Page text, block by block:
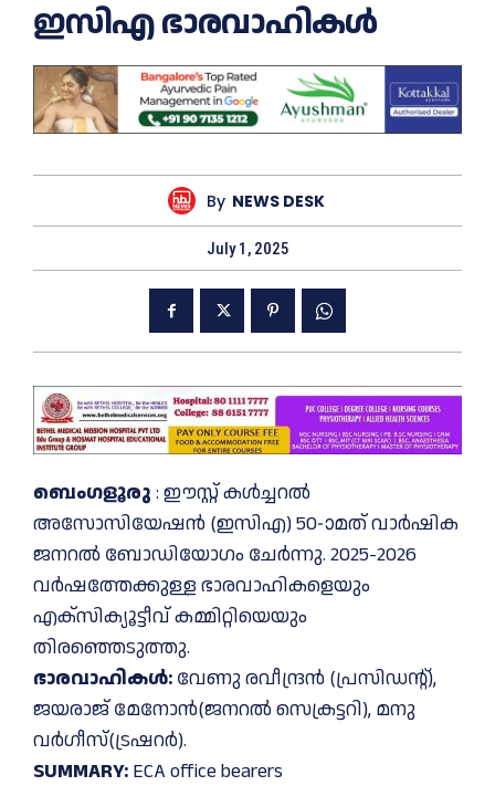
ഇസിഎ ഭാരവാഹികൾ
By NEWS DESK
July 1, 2025
ബെംഗളൂരു : ഈസ്റ്റ് കൾച്ചറൽ
അസോസിയേഷൻ (ഇസിഎ) 50-ാമത് വാർഷിക
ജനറൽ ബോഡിയോഗം ചേർന്നു. 2025-2026
വർഷത്തേക്കുള്ള ഭാരവാഹികളെയും
എക്സിക്യൂട്ടീവ് കമ്മിറ്റിയെയും
തിരഞ്ഞെടുത്തു.
ഭാരവാഹികൾ: വേണു രവീന്ദ്രൻ (പ്രസിഡന്റ്),
ജയരാജ് മേനോൻ(ജനറല്‍ സെക്രട്ടറി), മനു
വർഗീസ്(ട്രഷറര്‍).
SUMMARY: ECA office bearers